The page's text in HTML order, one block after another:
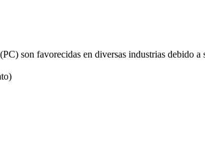
son favorecidas en diversas industrias debido